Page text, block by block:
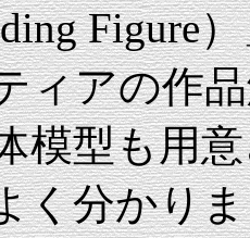
Figure
ィアの作
模型も用
く分かり